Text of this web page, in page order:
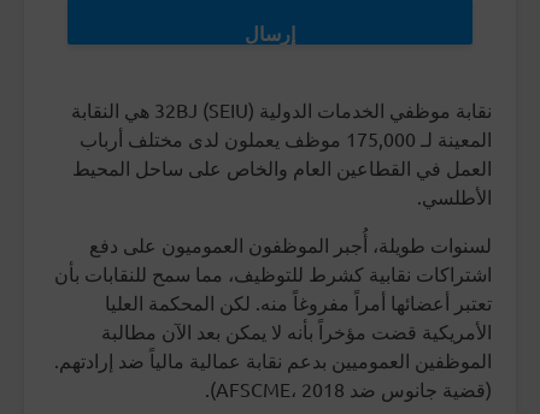
نقابة موظفي الخدمات الدولية (SEIU) 32BJ هي النقابة
المعينة لـ 175,000 موظف يعملون لدى مختلف أرباب
العمل في القطاعين العام والخاص على ساحل المحيط
الأطلسي.
لسنوات طويلة، أُجبر الموظفون العموميون على دفع
اشتراكات نقابية كشرط للتوظيف، مما سمح للنقابات بأن
تعتبر أعضائها أمراً مفروغاً منه. لكن المحكمة العليا
الأمريكية قضت مؤخراً بأنه لا يمكن بعد الآن مطالبة
الموظفين العموميين بدعم نقابة عمالية مالياً ضد إرادتهم.
(قضية جانوس ضد AFSCME، 2018).